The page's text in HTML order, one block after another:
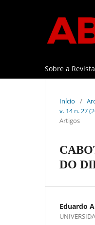
Sobre a Revista
Início /
v. 14 n. 27
Artigos
DO
Eduardo